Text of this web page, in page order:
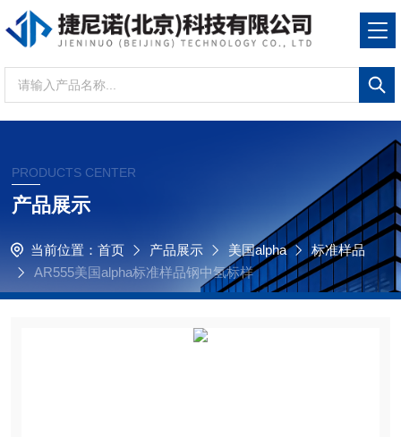
PRODUCTS CENTER
产品展示
当前位置： 首页 产品展示 美国alpha
标准样品
AR555美国alpha标准样品钢中氢标样